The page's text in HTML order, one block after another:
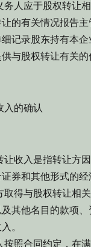
人应于股权转让相
的有关情况报告主
记录股东持有本企
与股权转让有关
入的确认
收入是指转让方因
券和其他形式的经
得与股权转让相关
其他名目的款项
。
照合同约定，在满